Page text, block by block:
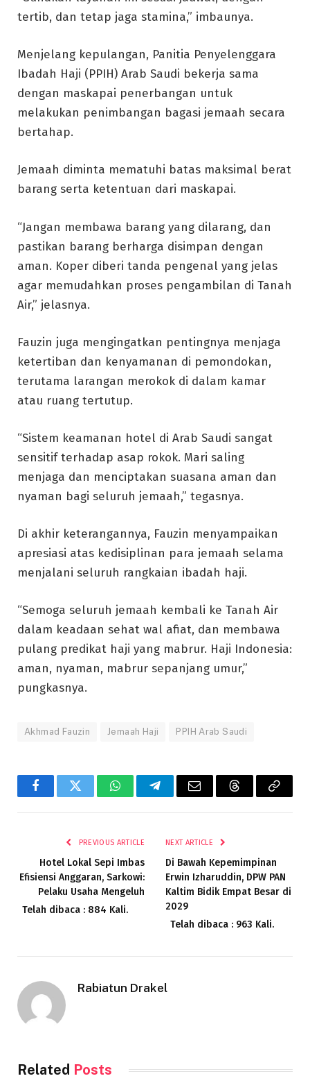
tertib, dan tetap jaga stamina,” imbaunya.
Menjelang kepulangan, Panitia Penyelenggara
Ibadah Haji (PPIH) Arab Saudi bekerja sama
dengan maskapai penerbangan untuk
melakukan penimbangan bagasi jemaah secara
bertahap.
Jemaah diminta mematuhi batas maksimal berat
barang serta ketentuan dari maskapai.
“Jangan membawa barang yang dilarang, dan
pastikan barang berharga disimpan dengan
aman. Koper diberi tanda pengenal yang jelas
agar memudahkan proses pengambilan di Tanah
Air,” jelasnya.
Fauzin juga mengingatkan pentingnya menjaga
ketertiban dan kenyamanan di pemondokan,
terutama larangan merokok di dalam kamar
atau ruang tertutup.
“Sistem keamanan hotel di Arab Saudi sangat
sensitif terhadap asap rokok. Mari saling
menjaga dan menciptakan suasana aman dan
nyaman bagi seluruh jemaah,” tegasnya.
Di akhir keterangannya, Fauzin menyampaikan
apresiasi atas kedisiplinan para jemaah selama
menjalani seluruh rangkaian ibadah haji.
“Semoga seluruh jemaah kembali ke Tanah Air
dalam keadaan sehat wal afiat, dan membawa
pulang predikat haji yang mabrur. Haji Indonesia:
aman, nyaman, mabrur sepanjang umur,”
pungkasnya.
Akhmad Fauzin Jemaah Haji PPIH Arab Saudi
FacebookTwitter WhatsAppTelegramEmail ThreadsCopy
PREVIOUS ARTICLE
Hotel Lokal Sepi Imbas
Efisiensi Anggaran, Sarkowi:
Pelaku Usaha Mengeluh
Telah dibaca : 884 Kali.
NEXT ARTICLE
Di Bawah Kepemimpinan
Erwin Izharuddin, DPW PAN
Kaltim Bidik Empat Besar di
2029
Telah dibaca : 963 Kali.
Rabiatun Drakel
Related Posts